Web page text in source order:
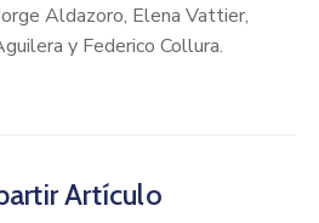
Aldazoro, Elena Vattier,
y Federico Collura.
Artículo